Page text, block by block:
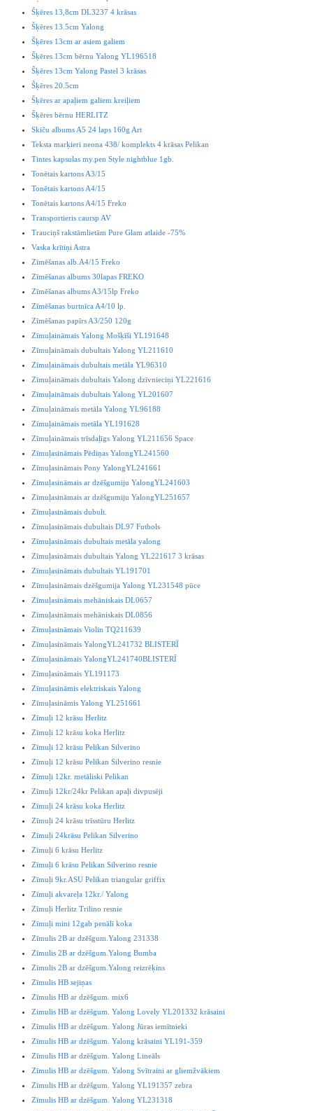
Šķēres 13,8cm DL3237 4 krāsas
Šķēres 13.5cm Yalong
Šķēres 13cm ar asiem galiem
Šķēres 13cm bērnu Yalong YL196518
Šķēres 13cm Yalong Pastel 3 krāsas
Šķēres 20.5cm
Šķēres ar apaļiem galiem kreiļiem
Šķēres bērnu HERLITZ
Skiču albums A5 24 laps 160g Art
Teksta marķieri neona 438/ komplekts 4 krāsas Pelikan
Tintes kapsulas my.pen Style nightblue 1gb.
Tonētais kartons A3/15
Tonētais kartons A4/15
Tonētais kartons A4/15 Freko
Transportieris caursp AV
Trauciņš rakstāmlietām Pure Glam atlaide -75%
Vaska krītiņi Astra
Zīmēšanas alb.A4/15 Freko
Zīmēšanas albums 30lapas FREKO
Zīmēšanas albums A3/15lp Freko
Zīmēšanas burtnīca A4/10 lp.
Zīmēšanas papīrs A3/250 120g
Zīmuļaināmais Yalong Mošķīši YL191648
Zīmuļaināmais dubultais Yalong YL211610
Zīmuļaināmais dubultais metāla YL96310
Zīmuļaināmais dubultais Yalong dzīvnieciņi YL221616
Zīmuļaināmais dubultais Yalong YL201607
Zīmuļaināmais metāla Yalong YL96188
Zīmuļaināmais metāla YL191628
Zīmuļaināmais trīsdaļīgs Yalong YL211656 Space
Zīmuļasināmais Pēdiņas YalongYL241560
Zīmuļasināmais Pony YalongYL241661
Zīmuļasināmais ar dzēšgumiju YalongYL241603
Zīmuļasināmais ar dzēšgumiju YalongYL251657
Zīmuļasināmais dubult.
Zīmuļasināmais dubultais DL97 Futbols
Zīmuļasināmais dubultais metāla yalong
Zīmuļasināmais dubultais Yalong YL221617 3 krāsas
Zīmuļasināmais dubultais YL191701
Zīmuļasināmais dzēšgumija Yalong YL231548 pūce
Zīmuļasināmais mehāniskais DL0657
Zīmuļasināmais mehāniskais DL0856
Zīmuļasināmais Violin TQ211639
Zīmuļasināmais YalongYL241732 BLISTERĪ
Zīmuļasināmais YalongYL241740BLISTERĪ
Zīmuļasināmais YL191173
Zīmuļasināmis elektriskais Yalong
Zīmuļasināmis Yalong YL251661
Zīmuļi 12 krāsu Herlitz
Zīmuļi 12 krāsu koka Herlitz
Zīmuļi 12 krāsu Pelikan Silverino
Zīmuļi 12 krāsu Pelikan Silverino resnie
Zīmuļi 12kr. metāliski Pelikan
Zīmuļi 12kr/24kr Pelikan apaļi divpusēji
Zīmuļi 24 krāsu koka Herlitz
Zīmuļi 24 krāsu trīsstūru Herlitz
Zīmuļi 24krāsu Pelikan Silverino
Zīmuļi 6 krāsu Herlitz
Zīmuļi 6 krāsu Pelikan Silverino resnie
Zīmuļi 9kr.ASU Pelikan triangular griffix
Zīmuļi akvareļa 12kr./ Yalong
Zīmuļi Herlitz Trilino resnie
Zīmuļi mini 12gab penālī koka
Zīmulis 2B ar dzēšgum.Yalong 231338
Zīmulis 2B ar dzēšgum.Yalong Bumba
Zīmulis 2B ar dzēšgum.Yalong reizrēķins
Zīmulis HB sejiņas
Zīmulis HB ar dzēšgum. mix6
Zimulis HB ar dzēšgum. Yalong Lovely YL201332 krāsaini
Zīmulis HB ar dzēšgum. Yalong Jūras iemītnieki
Zīmulis HB ar dzēšgum. Yalong krāsaini YL191-359
Zīmulis HB ar dzēšgum. Yalong Lineāls
Zīmulis HB ar dzēšgum. Yalong Svītraini ar gliemžvākiem
Zīmulis HB ar dzēšgum. Yalong YL191357 zebra
Zīmulis HB ar dzēšgum. Yalong YL231318